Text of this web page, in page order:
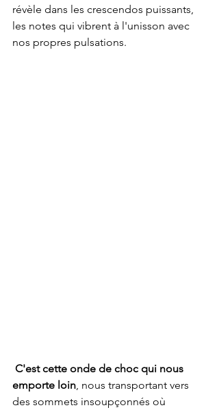
révèle dans les crescendos puissants,
les notes qui vibrent à l'unisson avec
nos propres pulsations.
C'est cette onde de choc qui nous
emporte loin , nous transportant vers
des sommets insoupçonnés où